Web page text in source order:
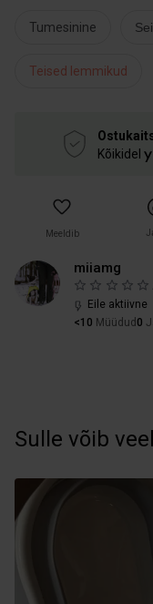
Tumesinine
Teised lemmikud
Kõikidel
Meeldib
miiamg
Eile aktiivne
<10 Müüdud 0
Sulle võib